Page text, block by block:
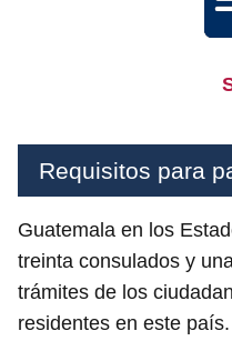
Requisitos para
Guatemala en los
treinta consulados y
trámites de los
residentes en este